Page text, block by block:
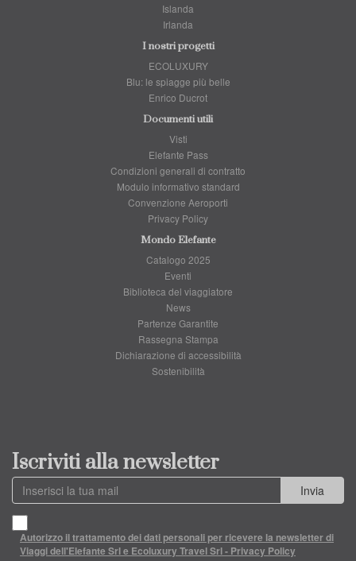
Islanda
Irlanda
I nostri progetti
ECOLUXURY
Blu: le spiagge più belle
Enrico Ducrot
Documenti utili
Visti
Elefante Pass
Condizioni generali di contratto
Modulo informativo standard
Convenzione Aeroporti
Privacy Policy
Mondo Elefante
Catalogo 2025
Eventi
Biblioteca del viaggiatore
News
Partenze Garantite
Rassegna Stampa
Dichiarazione di accessibilità
Sostenibilità
Iscriviti alla newsletter
Invia
Autorizzo il trattamento dei dati personali per ricevere la newsletter di
Viaggi dell'Elefante Srl e Ecoluxury Travel Srl - Privacy Policy